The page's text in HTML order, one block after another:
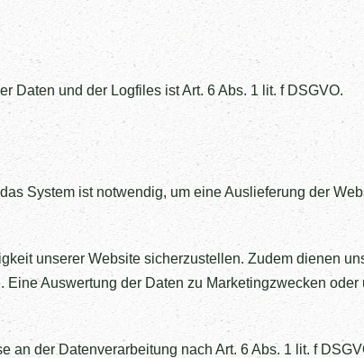
Daten und der Logfiles ist Art. 6 Abs. 1 lit. f DSGVO.
System ist notwendig, um eine Auslieferung der
unserer Website sicherzustellen. Zudem dienen
Auswertung der Daten zu Marketingzwecken
an der Datenverarbeitung nach Art. 6 Abs. 1 lit. f